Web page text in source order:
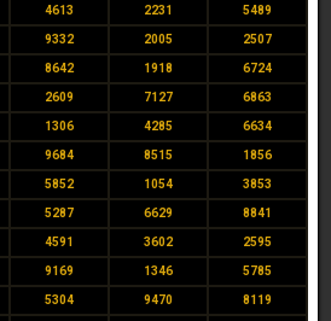
4613 2231 5489
9332 2005 2507
8642 1918 6724
2609 7127 6863
1306 4285 6634
9684 8515 1856
5852 1054 3853
5287 6629 8841
4591 3602 2595
9169 1346 5785
5304 9470 8119